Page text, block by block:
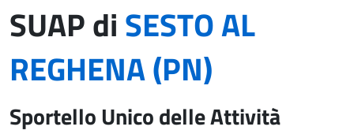
SUAP diSESTO AL
REGHENA (PN)
Sportello Unico delle Attività